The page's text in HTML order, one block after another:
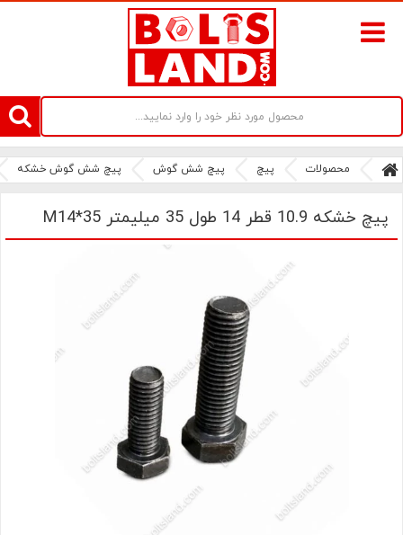
سامانه آنلاین فروش پیچ و مهره های صنعتی بولتز لند | سرزمین پیچ
محصولات پیچ پیچ شش گوش پیچ شش گوش خشکه
پیچ خشکه 10.9 قطر 14 طول 35 میلیمتر M14*35